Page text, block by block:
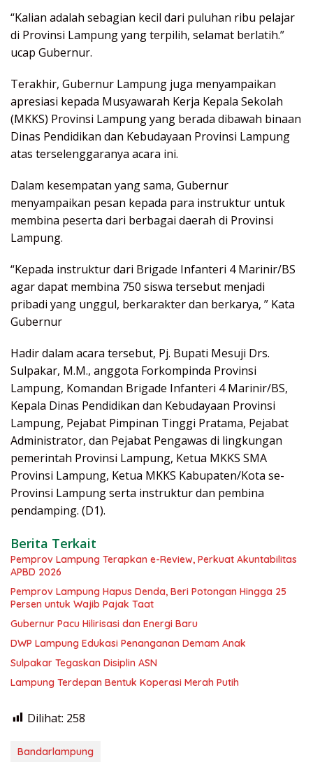
“Kalian adalah sebagian kecil dari puluhan ribu pelajar
di Provinsi Lampung yang terpilih, selamat berlatih.”
ucap Gubernur.
Terakhir, Gubernur Lampung juga menyampaikan
apresiasi kepada Musyawarah Kerja Kepala Sekolah
(MKKS) Provinsi Lampung yang berada dibawah binaan
Dinas Pendidikan dan Kebudayaan Provinsi Lampung
atas terselenggaranya acara ini.
Dalam kesempatan yang sama, Gubernur
menyampaikan pesan kepada para instruktur untuk
membina peserta dari berbagai daerah di Provinsi
Lampung.
“Kepada instruktur dari Brigade Infanteri 4 Marinir/BS
agar dapat membina 750 siswa tersebut menjadi
pribadi yang unggul, berkarakter dan berkarya, ” Kata
Gubernur
Hadir dalam acara tersebut, Pj. Bupati Mesuji Drs.
Sulpakar, M.M., anggota Forkompinda Provinsi
Lampung, Komandan Brigade Infanteri 4 Marinir/BS,
Kepala Dinas Pendidikan dan Kebudayaan Provinsi
Lampung, Pejabat Pimpinan Tinggi Pratama, Pejabat
Administrator, dan Pejabat Pengawas di lingkungan
pemerintah Provinsi Lampung, Ketua MKKS SMA
Provinsi Lampung, Ketua MKKS Kabupaten/Kota se-
Provinsi Lampung serta instruktur dan pembina
pendamping. (D1).
Berita Terkait
Pemprov Lampung Terapkan e-Review, Perkuat Akuntabilitas
APBD 2026
Pemprov Lampung Hapus Denda, Beri Potongan Hingga 25
Persen untuk Wajib Pajak Taat
Gubernur Pacu Hilirisasi dan Energi Baru
DWP Lampung Edukasi Penanganan Demam Anak
Sulpakar Tegaskan Disiplin ASN
Lampung Terdepan Bentuk Koperasi Merah Putih
Dilihat: 258
Bandarlampung